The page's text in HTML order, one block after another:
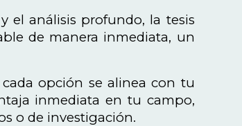
el análisis profundo, la tesis
de manera inmediata, un
opción se alinea con tu
inmediata en tu campo,
o de investigación.